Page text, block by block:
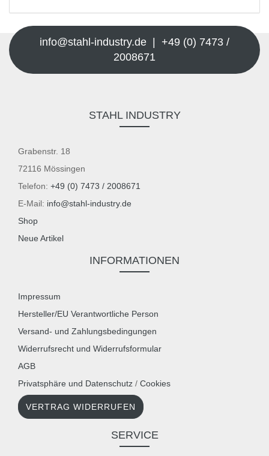
info@stahl-industry.de | +49 (0) 7473 /
2008671
STAHL INDUSTRY
Grabenstr. 18
72116 Mössingen
Telefon: +49 (0) 7473 / 2008671
E-Mail: info@stahl-industry.de
Shop
Neue Artikel
INFORMATIONEN
Impressum
Hersteller/EU Verantwortliche Person
Versand- und Zahlungsbedingungen
Widerrufsrecht und Widerrufsformular
AGB
Privatsphäre und Datenschutz / Cookies
VERTRAG WIDERRUFEN
SERVICE